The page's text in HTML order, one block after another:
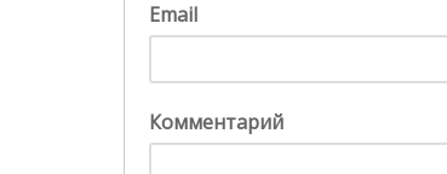
Email
Комментарий